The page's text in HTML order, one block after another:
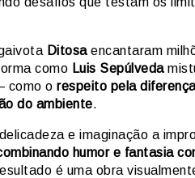
Ditosaencantaram
como Luis Sepúlveda
como o respeito pela
do ambiente.
e imaginação a
humor e fantasia
é uma obra